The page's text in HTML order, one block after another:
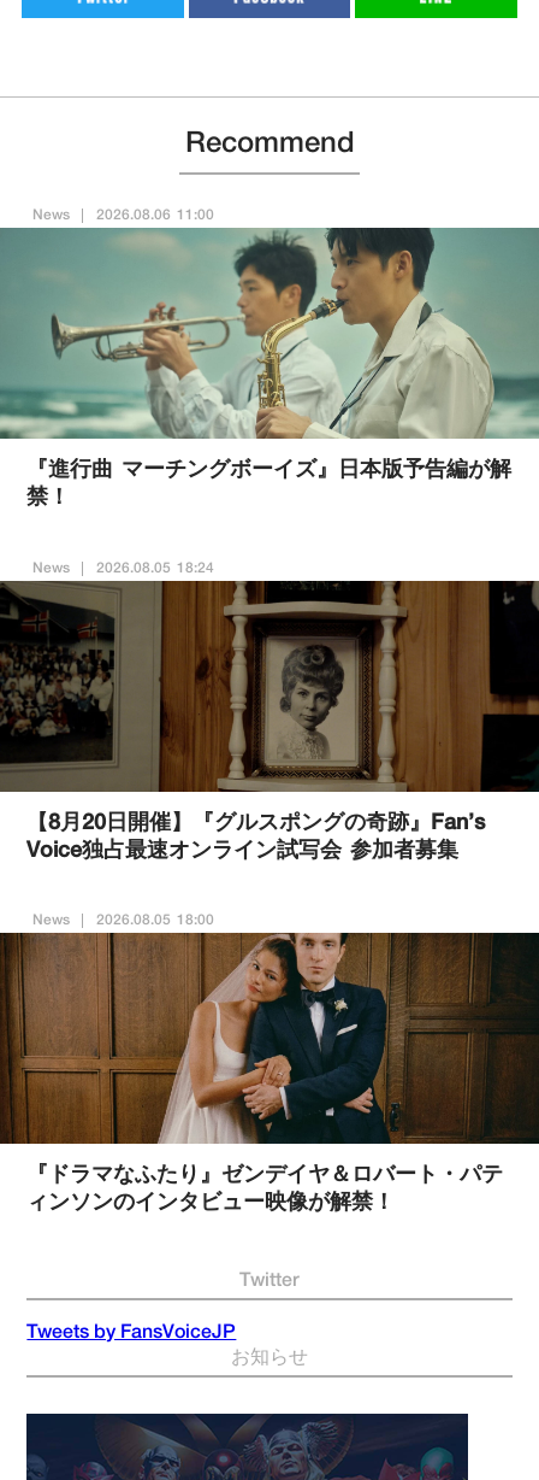
Recommend
News 2026.08.06 11:00
『進行曲 マーチングボーイズ』日本版予告編が解
禁！
News 2026.08.05 18:24
【8月20日開催】『グルスポングの奇跡』Fan’s
Voice独占最速オンライン試写会 参加者募集
News 2026.08.05 18:00
『ドラマなふたり』ゼンデイヤ＆ロバート・パテ
ィンソンのインタビュー映像が解禁！
Twitter
Tweets by FansVoiceJP
お知らせ